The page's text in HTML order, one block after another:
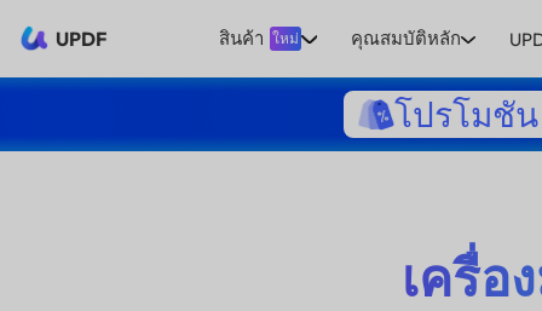
UPDF สินค้า ใหม่ คุณสมบัติหลัก
โปรโมชัน
เครื่อ